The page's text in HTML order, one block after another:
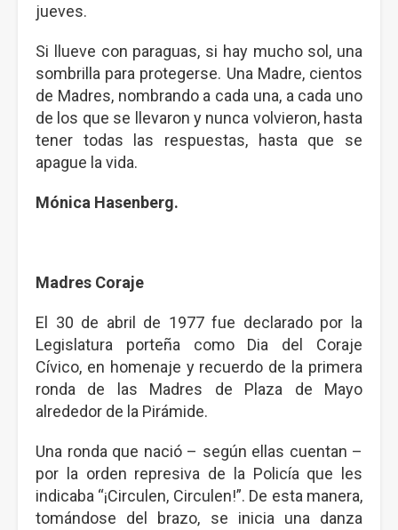
jueves.
Si llueve con paraguas, si hay mucho sol, una
sombrilla para protegerse. Una Madre, cientos
de Madres, nombrando a cada una, a cada uno
de los que se llevaron y nunca volvieron, hasta
tener todas las respuestas, hasta que se
apague la vida.
Mónica Hasenberg.
Madres Coraje
El 30 de abril de 1977 fue declarado por la
Legislatura porteña como Dia del Coraje
Cívico, en homenaje y recuerdo de la primera
ronda de las Madres de Plaza de Mayo
alrededor de la Pirámide.
Una ronda que nació – según ellas cuentan –
por la orden represiva de la Policía que les
indicaba “¡Circulen, Circulen!”. De esta manera,
tomándose del brazo, se inicia una danza